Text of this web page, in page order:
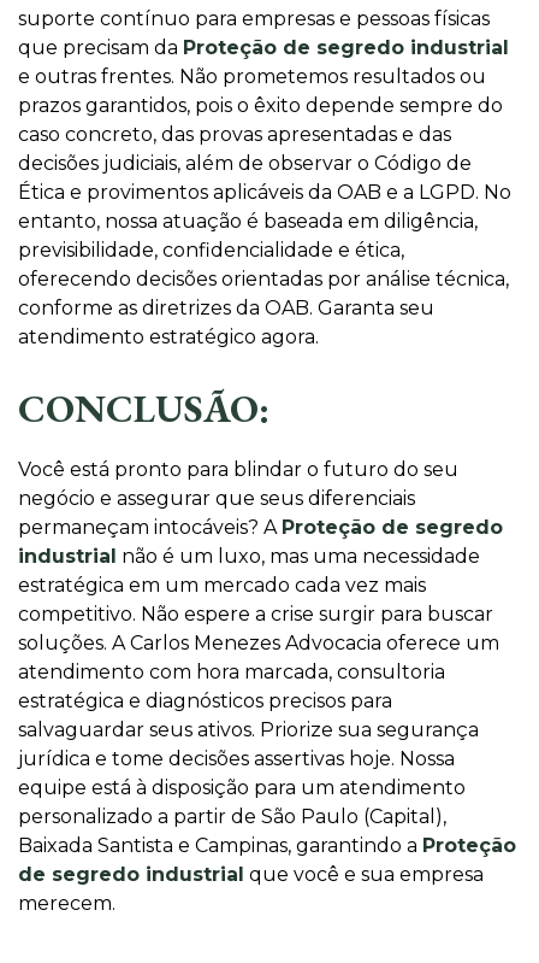
suporte contínuo para empresas e pessoas físicas
que precisam da Proteção de segredo industrial
e outras frentes. Não prometemos resultados ou
prazos garantidos, pois o êxito depende sempre do
caso concreto, das provas apresentadas e das
decisões judiciais, além de observar o Código de
Ética e provimentos aplicáveis da OAB e a LGPD. No
entanto, nossa atuação é baseada em diligência,
previsibilidade, confidencialidade e ética,
oferecendo decisões orientadas por análise técnica,
conforme as diretrizes da OAB. Garanta seu
atendimento estratégico agora.
CONCLUSÃO:
Você está pronto para blindar o futuro do seu
negócio e assegurar que seus diferenciais
permaneçam intocáveis? A Proteção de segredo
industrial não é um luxo, mas uma necessidade
estratégica em um mercado cada vez mais
competitivo. Não espere a crise surgir para buscar
soluções. A Carlos Menezes Advocacia oferece um
atendimento com hora marcada, consultoria
estratégica e diagnósticos precisos para
salvaguardar seus ativos. Priorize sua segurança
jurídica e tome decisões assertivas hoje. Nossa
equipe está à disposição para um atendimento
personalizado a partir de São Paulo (Capital),
Baixada Santista e Campinas, garantindo a Proteção
de segredo industrial que você e sua empresa
merecem.